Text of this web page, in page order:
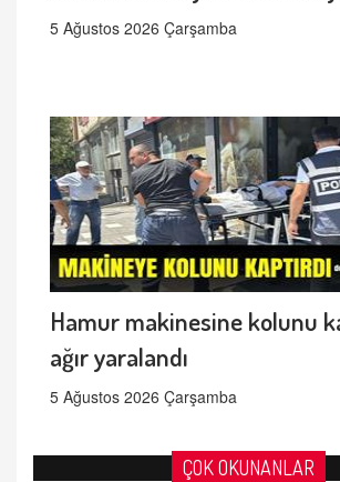
5 Ağustos 2026 Çarşamba
Hamur makinesine kolunu
ağır yaralandı
5 Ağustos 2026 Çarşamba
ÇOK OKUNANLAR